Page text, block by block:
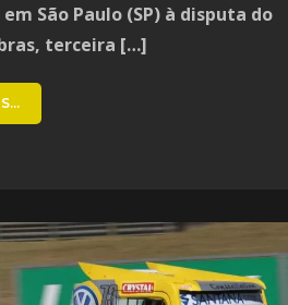
São Paulo (SP) à disputa do
terceira […]